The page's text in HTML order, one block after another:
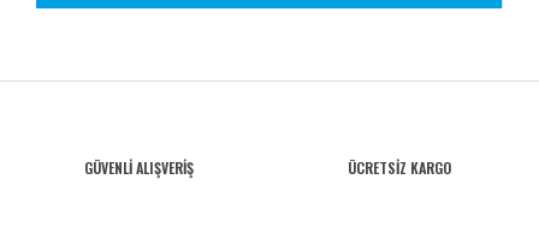
GÜVENLİ ALIŞVERİŞ ÜCRETSİZ KARGO